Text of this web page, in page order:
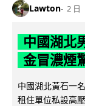
Lawton 2 日
中國湖北
金冒濃煙
中國湖北黃石一
租住單位私設高